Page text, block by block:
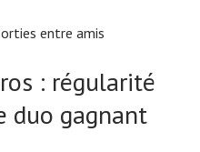
entre amis
: régularité
duo gagnant